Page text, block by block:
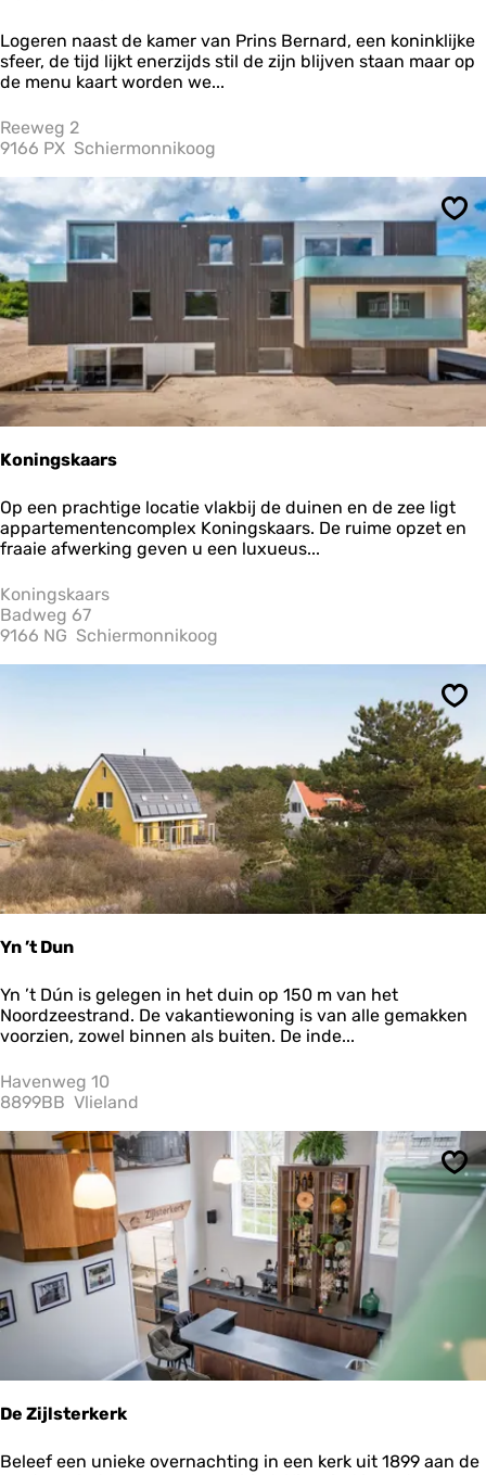
H
o
t
l
v
n
d
e
r
W
e
r
f
f
Logeren naast de kamer van Prins Bernard, een koninklijke
sfeer, de tijd lijkt enerzijds stil de zijn blijven staan maar op
de menu kaart worden we...
Reeweg 2
9166 PX Schiermonnikoog
Koningskaars
K
o
n
n
g
s
a
Op een prachtige locatie vlakbij de duinen en de zee ligt
appartementencomplex Koningskaars. De ruime opzet en
fraaie afwerking geven u een luxueus...
Koningskaars
Badweg 67
9166 NG Schiermonnikoog
Yn ’t Dun
Y
n
’
D
u
Yn ’t Dún is gelegen in het duin op 150 m van het
Noordzeestrand. De vakantiewoning is van alle gemakken
voorzien, zowel binnen als buiten. De inde...
Havenweg 10
8899BB Vlieland
De Zijlsterkerk
D
Beleef een unieke overnachting in een kerk uit 1899 aan de